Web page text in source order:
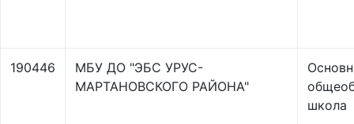
190446
МБУ ДО "ЭБС УРУС-
МАРТАНОВСКОГО РАЙОНА"
школа